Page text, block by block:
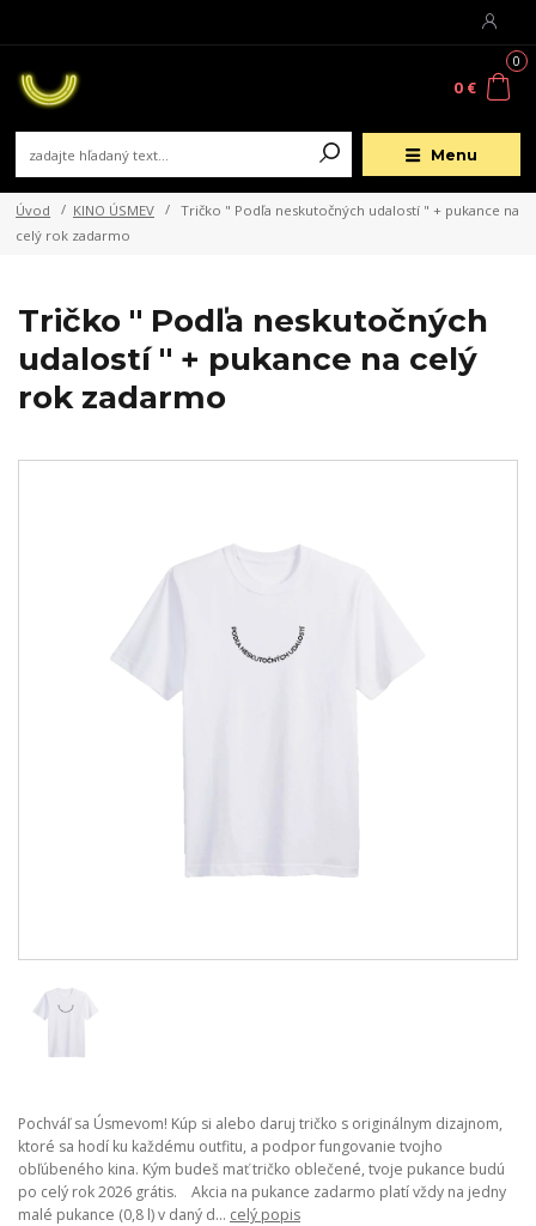
Menu
0
0 €
Úvod KINO ÚSMEV
Tričko " Podľa neskutočných udalostí " + pukance na
celý rok zadarmo
Tričko " Podľa neskutočných
udalostí " + pukance na celý
rok zadarmo
Pochváľ sa Úsmevom! Kúp si alebo daruj tričko s originálnym dizajnom,
ktoré sa hodí ku každému outfitu, a podpor fungovanie tvojho
obľúbeného kina. Kým budeš mať tričko oblečené, tvoje pukance budú
po celý rok 2026 grátis. Akcia na pukance zadarmo platí vždy na jedny
malé pukance (0,8 l) v daný d... celý popis